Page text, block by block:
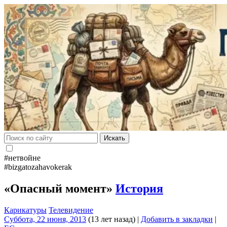
Искать
#нетвойне
#bizgatozahavokerak
«Опасный момент» История
Карикатуры Телевидение
Суббота, 22 июня, 2013 (13 лет назад) | Добавить в закладки |